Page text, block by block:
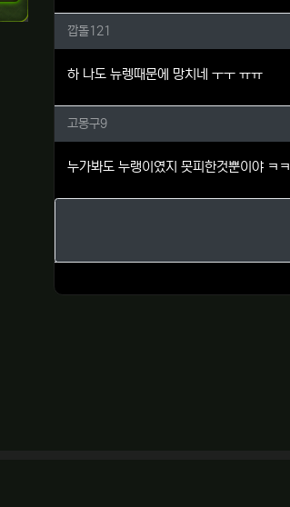
깝돌121님의 댓글
깝돌121
하 나도 뉴렝때문에 망치네 ㅜㅜ ㅠㅠ
고몽구9님의 댓글
고몽구9
누가봐도 누랭이였지 못피한것뿐이야 ㅋㅋ